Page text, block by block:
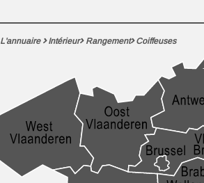
L'annuaire Intérieur Rangement Coiffeuses